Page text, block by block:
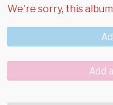
Add